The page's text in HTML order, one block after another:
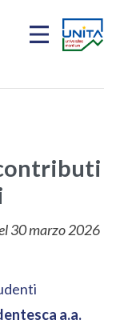
30 marzo 2026
a.a.